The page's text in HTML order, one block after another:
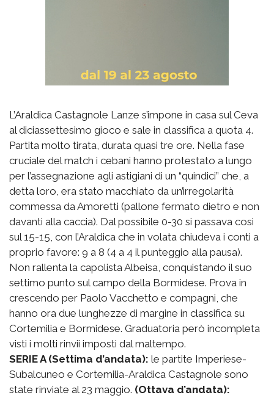
L’Araldica Castagnole Lanze s’impone in casa sul Ceva
al diciassettesimo gioco e sale in classifica a quota 4.
Partita molto tirata, durata quasi tre ore. Nella fase
cruciale del match i cebani hanno protestato a lungo
per l’assegnazione agli astigiani di un “quindici” che, a
detta loro, era stato macchiato da un’irregolarità
commessa da Amoretti (pallone fermato dietro e non
davanti alla caccia). Dal possibile 0-30 si passava così
sul 15-15, con l’Araldica che in volata chiudeva i conti a
proprio favore: 9 a 8 (4 a 4 il punteggio alla pausa).
Non rallenta la capolista Albeisa, conquistando il suo
settimo punto sul campo della Bormidese. Prova in
crescendo per Paolo Vacchetto e compagni, che
hanno ora due lunghezze di margine in classifica su
Cortemilia e Bormidese. Graduatoria però incompleta
visti i molti rinvii imposti dal maltempo.
SERIE A (Settima d’andata): le partite Imperiese-
Subalcuneo e Cortemilia-Araldica Castagnole sono
state rinviate al 23 maggio. (Ottava d’andata):